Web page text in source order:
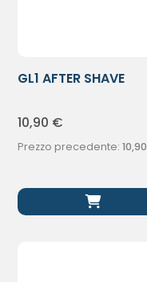
GL1 AFTER SHAVE
10,90 €
Prezzo precedente:10,90